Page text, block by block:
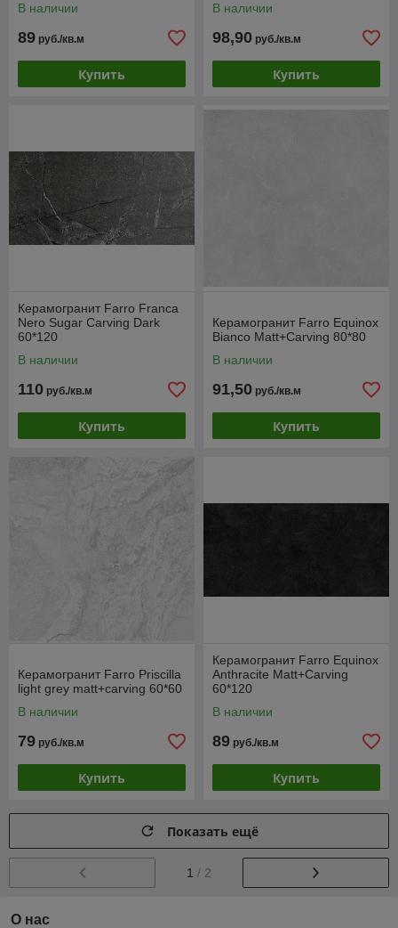
В наличии
89 руб./кв.м
Купить
В наличии
98,90 руб./кв.м
Купить
Керамогранит Farro Franca
Nero Sugar Carving Dark
60*120
В наличии
110 руб./кв.м
Купить
Керамогранит Farro Equinox
Bianco Matt+Carving 80*80
В наличии
91,50 руб./кв.м
Купить
Керамогранит Farro Priscilla
light grey matt+carving 60*60
В наличии
79 руб./кв.м
Купить
Керамогранит Farro Equinox
Anthracite Matt+Carving
60*120
В наличии
89 руб./кв.м
Купить
Показать ещё
1 / 2
О нас